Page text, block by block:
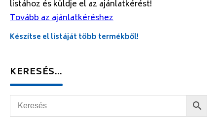
listához és küldje el az ajánlatkérést!
Tovább az ajánlatkéréshez
Készítse el listáját több termékből!
KERESÉS…